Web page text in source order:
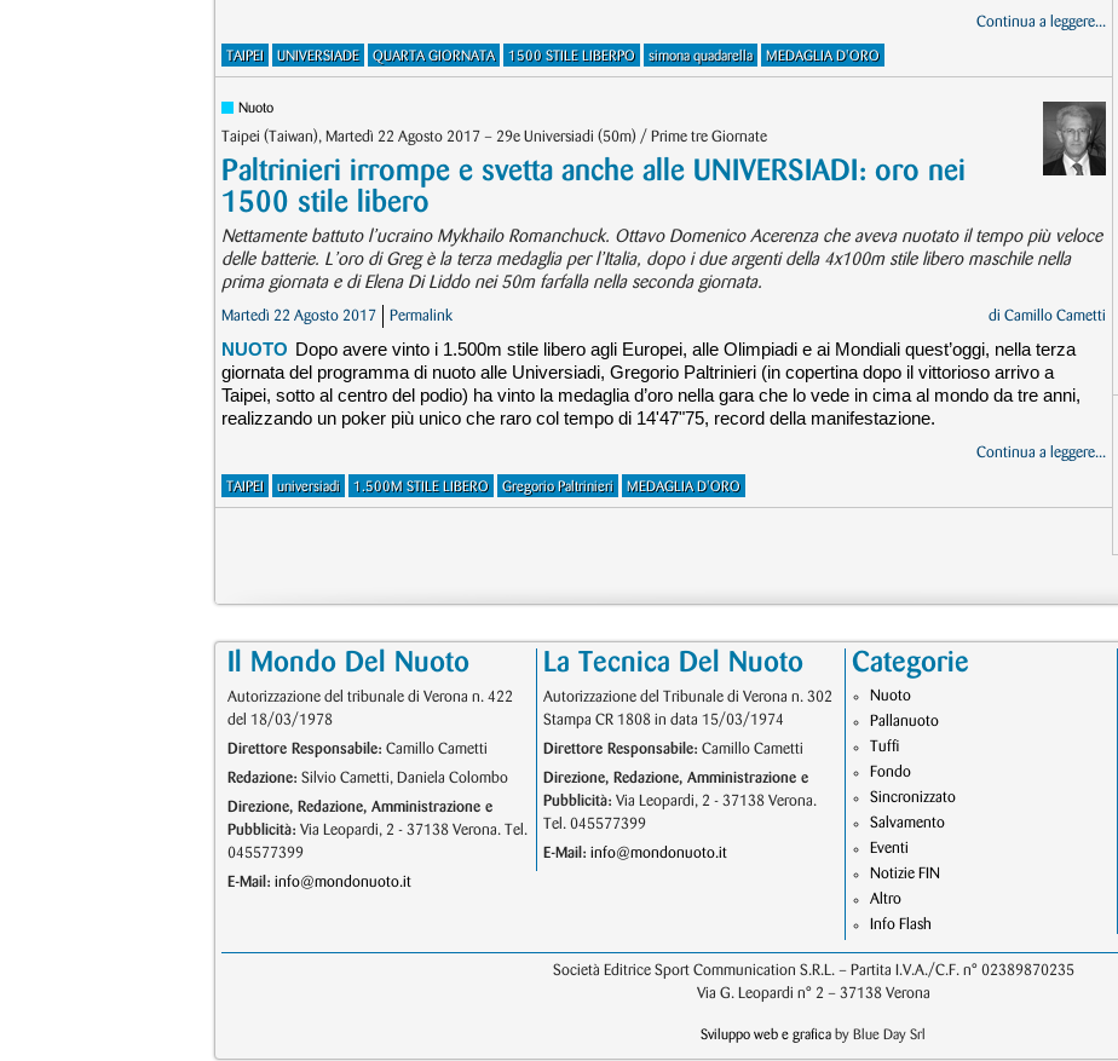
Continua a leggere...
TAIPEI UNIVERSIADE QUARTA GIORNATA 1500 STILE LIBERPO simona quadarella MEDAGLIA D'ORO
Nuoto
Taipei (Taiwan), Martedì 22 Agosto 2017 – 29e Universiadi (50m) / Prime tre Giornate
Paltrinieri irrompe e svetta anche alle UNIVERSIADI: oro nei
1500 stile libero
Nettamente battuto l’ucraino Mykhailo Romanchuck. Ottavo Domenico Acerenza che aveva nuotato il tempo più veloce
delle batterie. L’oro di Greg è la terza medaglia per l’Italia, dopo i due argenti della 4x100m stile libero maschile nella
prima giornata e di Elena Di Liddo nei 50m farfalla nella seconda giornata.
Martedì 22 Agosto 2017 Permalink di Camillo Cametti
NUOTO Dopo avere vinto i 1.500m stile libero agli Europei, alle Olimpiadi e ai Mondiali quest’oggi, nella terza
giornata del programma di nuoto alle Universiadi, Gregorio Paltrinieri (in copertina dopo il vittorioso arrivo a
Taipei, sotto al centro del podio) ha vinto la medaglia d’oro nella gara che lo vede in cima al mondo da tre anni,
realizzando un poker più unico che raro col tempo di 14'47"75, record della manifestazione.
Continua a leggere...
TAIPEI universiadi 1.500M STILE LIBERO Gregorio Paltrinieri MEDAGLIA D'ORO
Il Mondo Del Nuoto
Autorizzazione del tribunale di Verona n. 422
del 18/03/1978
Direttore Responsabile: Camillo Cametti
Redazione: Silvio Cametti, Daniela Colombo
Direzione, Redazione, Amministrazione e
Pubblicità: Via Leopardi, 2 - 37138 Verona. Tel.
045577399
E-Mail: info@mondonuoto.it
La Tecnica Del Nuoto
Autorizzazione del Tribunale di Verona n. 302
Stampa CR 1808 in data 15/03/1974
Direttore Responsabile: Camillo Cametti
Direzione, Redazione, Amministrazione e
Pubblicità: Via Leopardi, 2 - 37138 Verona.
Tel. 045577399
E-Mail: info@mondonuoto.it
Categorie
Nuoto
Pallanuoto
Tuffi
Fondo
Sincronizzato
Salvamento
Eventi
Notizie FIN
Altro
Info Flash
Società Editrice Sport Communication S.R.L. – Partita I.V.A./C.F. n° 02389870235
Via G. Leopardi n° 2 – 37138 Verona
Sviluppo web e grafica by Blue Day Srl